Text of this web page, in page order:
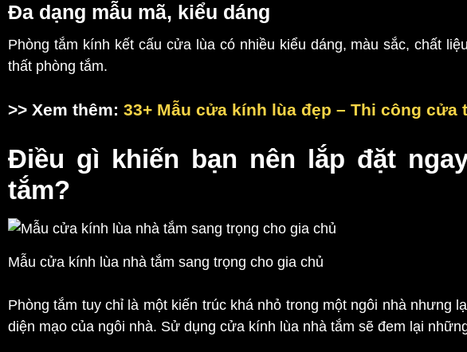
Đa dạng mẫu mã, kiểu dáng
Phòng tắm kính kết cấu cửa lùa có nhiều kiểu dáng, màu sắc, chất
thất phòng tắm.
>> Xem thêm: 33+ Mẫu cửa kính lùa đẹp – Thi công cửa
Điều gì khiến bạn nên lắp đặt
tắm?
Mẫu cửa kính lùa nhà tắm sang trọng cho gia chủ
Phòng tắm tuy chỉ là một kiến trúc khá nhỏ trong một ngôi nhà nhưng
diện mạo của ngôi nhà. Sử dụng cửa kính lùa nhà tắm sẽ đem lại